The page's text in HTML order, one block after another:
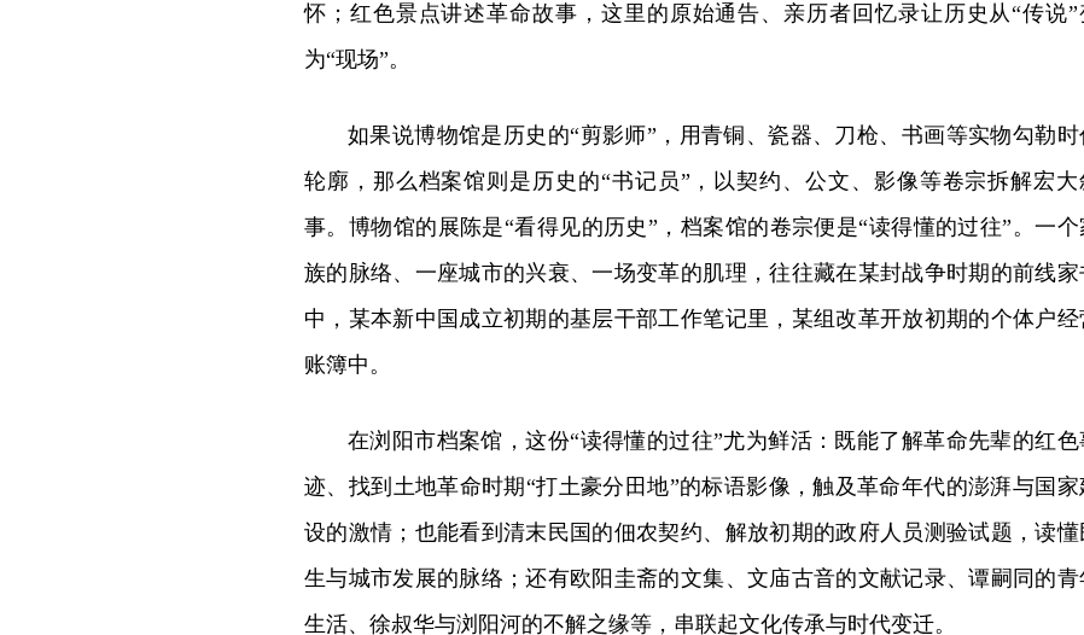
怀；红色景点讲述革命故事，这里的原始通告、亲历者回忆录让历史从“传说”
为“现场”。
如果说博物馆是历史的“剪影师”，用青铜、瓷器、刀枪、书画等实物勾勒时
轮廓，那么档案馆则是历史的“书记员”，以契约、公文、影像等卷宗拆解宏大
事。博物馆的展陈是“看得见的历史”，档案馆的卷宗便是“读得懂的过往”。一个
族的脉络、一座城市的兴衰、一场变革的肌理，往往藏在某封战争时期的前线家
中，某本新中国成立初期的基层干部工作笔记里，某组改革开放初期的个体户经
账簿中。
在浏阳市档案馆，这份“读得懂的过往”尤为鲜活：既能了解革命先辈的红色
迹、找到土地革命时期“打土豪分田地”的标语影像，触及革命年代的澎湃与国家
设的激情；也能看到清末民国的佃农契约、解放初期的政府人员测验试题，读懂
生与城市发展的脉络；还有欧阳圭斋的文集、文庙古音的文献记录、谭嗣同的青
生活、徐叔华与浏阳河的不解之缘等，串联起文化传承与时代变迁。